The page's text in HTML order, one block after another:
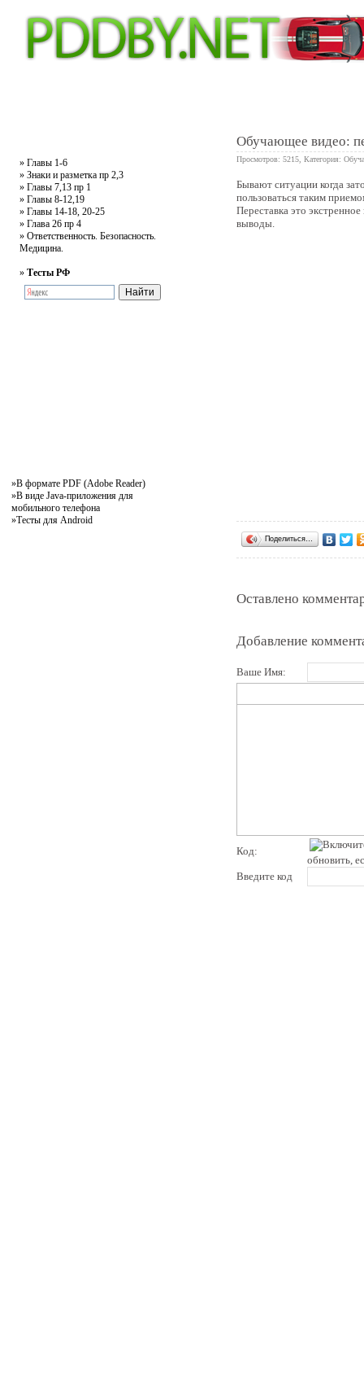
» Главы 1-6
» Знаки и разметка пр 2,3
» Главы 7,13 пр 1
» Главы 8-12,19
» Главы 14-18, 20-25
» Глава 26 пр 4
» Ответственность. Безопасность.
Медицина.
» Тесты РФ
»В формате PDF (Adobe Reader)
»В виде Java-приложения для
мобильного телефона
»Тесты для Android
Обучающее видео:
Просмотров: 5215, Категория:
Бывают ситуации когда
пользоваться таким
Переставка это
выводы.
Поделиться…
Оставлено
Добавление
Ваше Имя:
Код:
обновить,
Введите код